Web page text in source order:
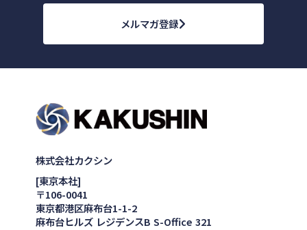
メルマガ登録
株式会社カクシン
[東京本社]
〒106-0041
東京都港区麻布台1-1-2
麻布台ヒルズ レジデンスB S-Office 321